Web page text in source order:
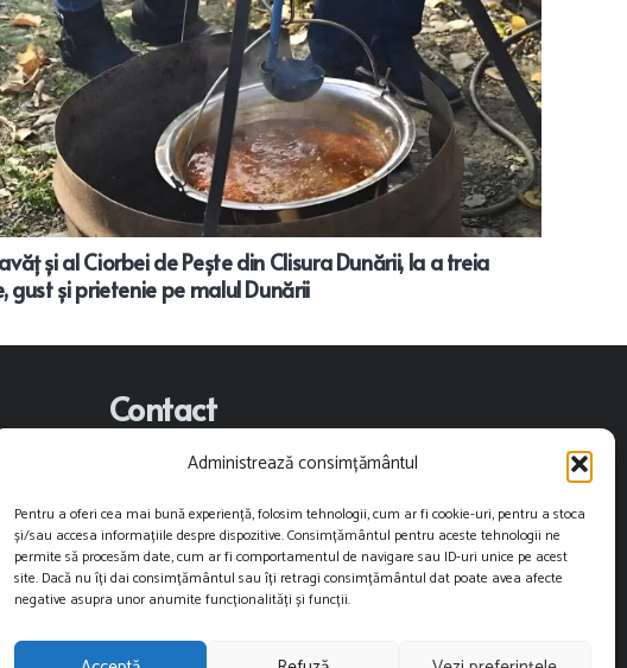
Administrează consimțământul
Pentru a oferi cea mai bună experiență, folosim tehnologii, cum ar fi cookie-uri, pentru a stoca
și/sau accesa informațiile despre dispozitive. Consimțământul pentru aceste tehnologii ne
permite să procesăm date, cum ar fi comportamentul de navigare sau ID-uri unice pe acest
site. Dacă nu îți dai consimțământul sau îți retragi consimțământul dat poate avea afecte
negative asupra unor anumite funcționalități și funcții.
și al Ciorbei de Pește din Clisura Dunării, la a treia
gust și prietenie pe malul Dunării
Contact
contact@restartnews.ro
publicitate@restartnews.ro
+40756822613